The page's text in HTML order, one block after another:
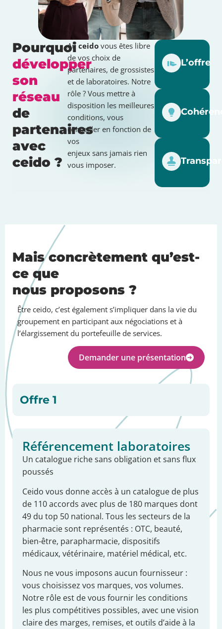
Pourquoi
développer
son
réseau
de
partenaires
avec
ceido ?
Au ceidovous êtes libre
de vos choix de
partenaires, de grossistes
et de laboratoires. Notre
rôle ? Vous mettre à
disposition les meilleures
conditions, vous
conseiller en fonction de
vos
enjeux sans jamais rien
vous imposer.
L’offre
Mais concrètement qu’est-
ce que
nous proposons ?
Être ceido, c’est également s’impliquer dans la vie du
groupement en participant aux négociations et à
l’élargissement du portefeuille de services.
Demander une présentation
Offre 1
Référencement laboratoires
Un catalogue riche sans obligation et sans flux
poussés
Ceido vous donne accès à un catalogue de plus
de 110 accords avec plus de 180 marques dont
49 du top 50 national. Tous les secteurs de la
pharmacie sont représentés : OTC, beauté,
bien-être, parapharmacie, dispositifs
médicaux, vétérinaire, matériel médical, etc.
Nous ne vous imposons aucun fournisseur :
vous choisissez vos marques, vos volumes.
Notre rôle est de vous fournir les conditions
les plus compétitives possibles, avec une vision
claire des marges, remises, et outils d’aide à la